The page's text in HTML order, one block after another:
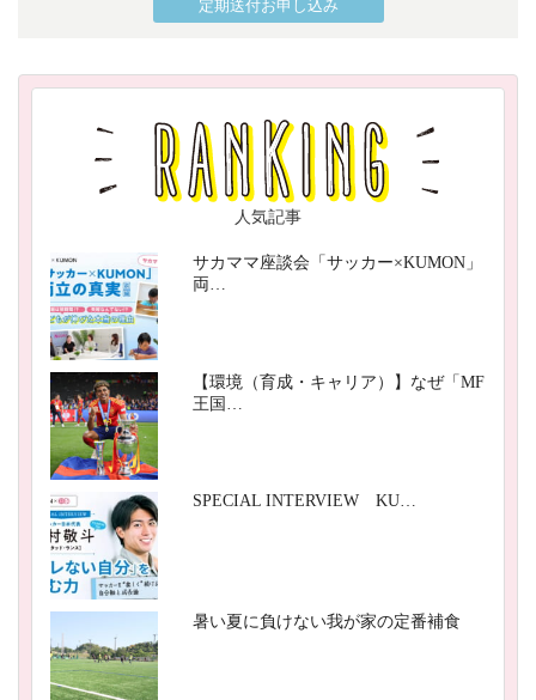
定期送付お申し込み
人気記事
サカママ座談会「サッカー×KUMON」
両…
【環境（育成・キャリア）】なぜ「MF
王国…
SPECIAL INTERVIEW KU…
暑い夏に負けない我が家の定番補食